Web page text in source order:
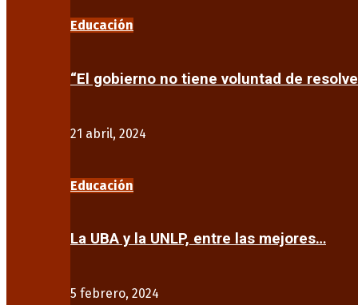
Educación
“El gobierno no tiene voluntad de
21 abril, 2024
Educación
La UBA y la UNLP, entre las mejores…
5 febrero, 2024